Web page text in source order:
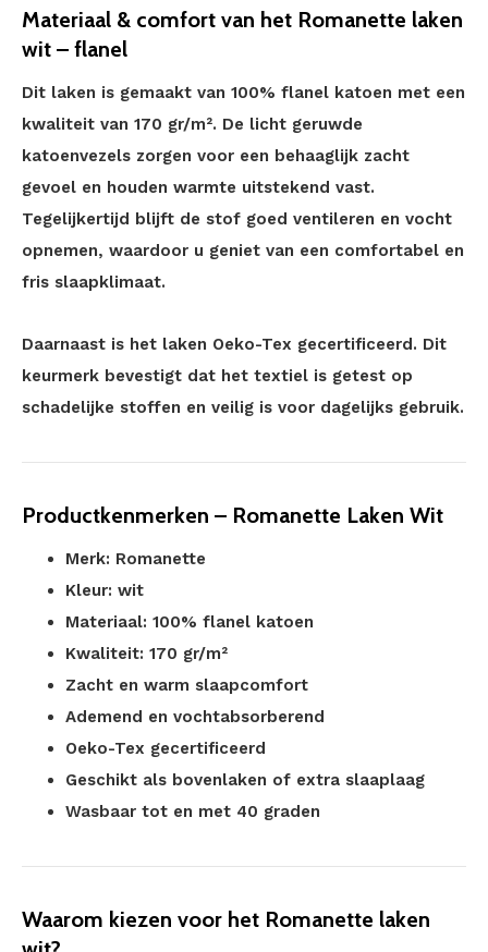
Materiaal & comfort van het Romanette laken
wit – flanel
Dit laken is gemaakt van 100% flanel katoen met een
kwaliteit van 170 gr/m². De licht geruwde
katoenvezels zorgen voor een behaaglijk zacht
gevoel en houden warmte uitstekend vast.
Tegelijkertijd blijft de stof goed ventileren en vocht
opnemen, waardoor u geniet van een comfortabel en
fris slaapklimaat.
Daarnaast is het laken Oeko-Tex gecertificeerd. Dit
keurmerk bevestigt dat het textiel is getest op
schadelijke stoffen en veilig is voor dagelijks gebruik.
Productkenmerken – Romanette Laken Wit
Merk: Romanette
Kleur: wit
Materiaal: 100% flanel katoen
Kwaliteit: 170 gr/m²
Zacht en warm slaapcomfort
Ademend en vochtabsorberend
Oeko-Tex gecertificeerd
Geschikt als bovenlaken of extra slaaplaag
Wasbaar tot en met 40 graden
Waarom kiezen voor het Romanette laken